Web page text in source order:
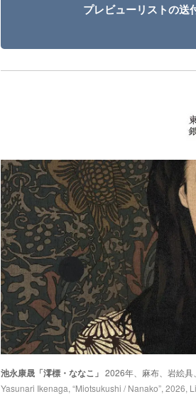
プレビューリストの送
池永康晟「澪標・ななこ」 2026年、麻布、岩絵
Yasunari Ikenaga, “Miotsukushi / Nanako”,